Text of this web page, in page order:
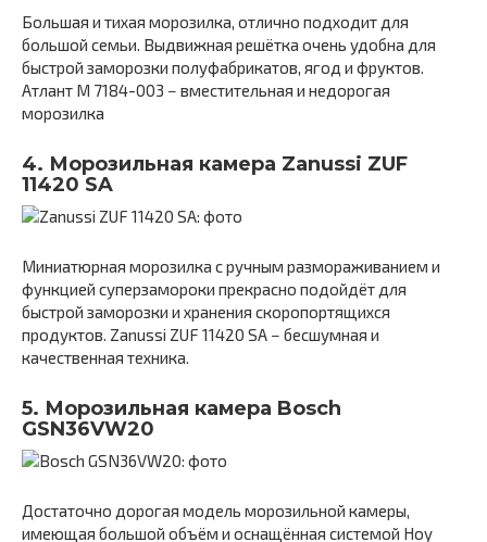
Большая и тихая морозилка, отлично подходит для
большой семьи. Выдвижная решётка очень удобна для
быстрой заморозки полуфабрикатов, ягод и фруктов.
Атлант М 7184-003 − вместительная и недорогая
морозилка
4. Морозильная камера Zanussi ZUF
11420 SA
Миниатюрная морозилка с ручным размораживанием и
функцией суперзамороки прекрасно подойдёт для
быстрой заморозки и хранения скоропортящихся
продуктов. Zanussi ZUF 11420 SA − бесшумная и
качественная техника.
5. Морозильная камера Bosch
GSN36VW20
Достаточно дорогая модель морозильной камеры,
имеющая большой объём и оснащённая системой Ноу